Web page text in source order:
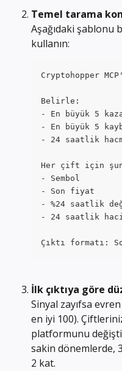
Temel tarama
Aşağıdaki şablonu
kullanın:
Cryptohopper
Belirle:
- En büyük 5
- En büyük 5
- 24 saatlik
Her çift için
- Sembol
- Son fiyat
- %24 saatlik
- 24 saatlik
Çıktı formatı:
İlk çıktıya göre
Sinyal zayıfsa
en iyi 100).
platformunu
sakin dönemlerde,
2 kat.